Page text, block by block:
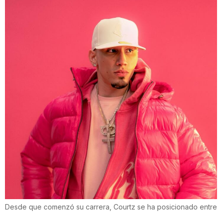
Desde que comenzó su carrera, Courtz se ha posicionado entre